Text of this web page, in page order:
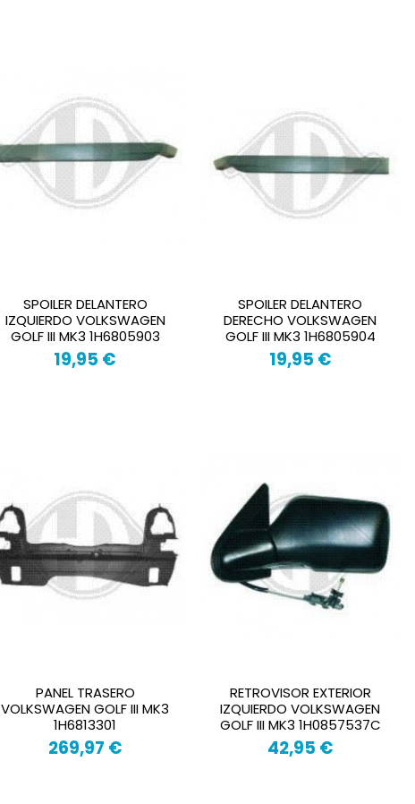
SPOILER DELANTERO
IZQUIERDO VOLKSWAGEN
GOLF III MK3 1H6805903
19,95 €
SPOILER DELANTERO
DERECHO VOLKSWAGEN
GOLF III MK3 1H6805904
19,95 €
PANEL TRASERO
VOLKSWAGEN GOLF III MK3
1H6813301
269,97 €
RETROVISOR EXTERIOR
IZQUIERDO VOLKSWAGEN
GOLF III MK3 1H0857537C
42,95 €